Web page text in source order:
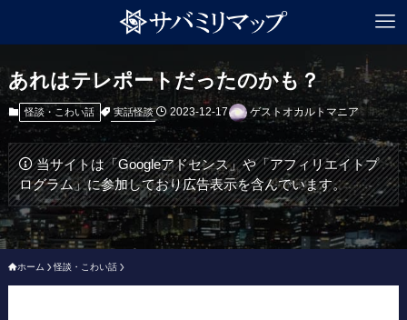
あれはテレポートだったのかも？
怪談・こわい話 実話怪談 2023-12-17 ゲストオカルトマニア
当サイトは「Googleアドセンス」や「アフィリエイトプ
ログラム」に参加しており広告表示を含んでいます。
ホーム 怪談・こわい話